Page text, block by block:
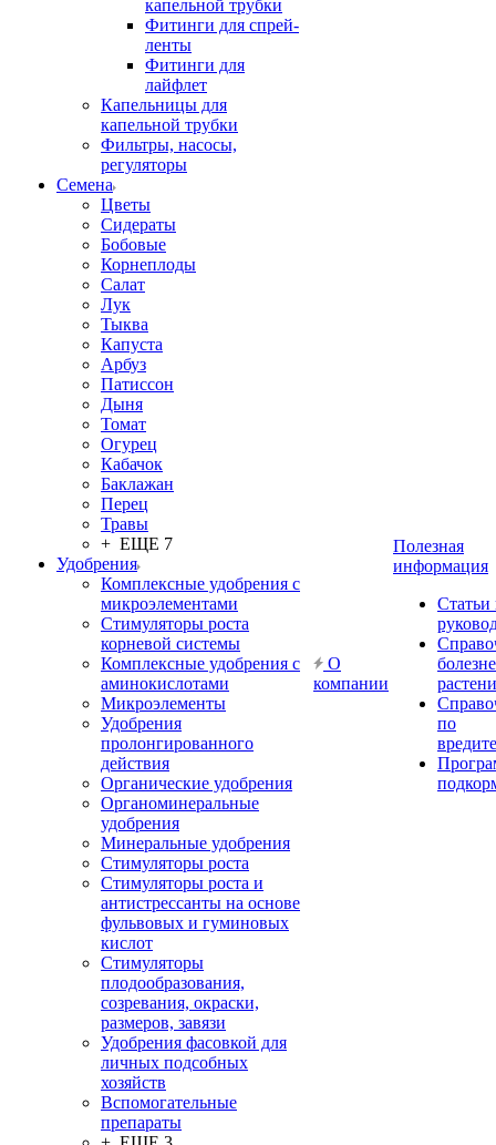
капельной трубки
Фитинги для спрей-
ленты
Фитинги для
лайфлет
Капельницы для
капельной трубки
Фильтры, насосы,
регуляторы
Семена
Цветы
Сидераты
Бобовые
Корнеплоды
Салат
Лук
Тыква
Капуста
Арбуз
Патиссон
Дыня
Томат
Огурец
Кабачок
Баклажан
Перец
Травы
+ ЕЩЕ 7
Удобрения
Комплексные удобрения с
микроэлементами
Стимуляторы роста
корневой системы
Комплексные удобрения с
аминокислотами
Микроэлементы
Удобрения
пролонгированного
действия
Органические удобрения
Органоминеральные
удобрения
Минеральные удобрения
Стимуляторы роста
Стимуляторы роста и
антистрессанты на основе
фульвовых и гуминовых
кислот
Стимуляторы
плодообразования,
созревания, окраски,
размеров, завязи
Удобрения фасовкой для
личных подсобных
хозяйств
Вспомогательные
препараты
О
компании
Полезная
информация
Статьи
по